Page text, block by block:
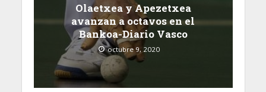
Olaetxea y Apezetxea
avanzan a octavos en el
Bankoa-Diario Vasco
octubre 9, 2020